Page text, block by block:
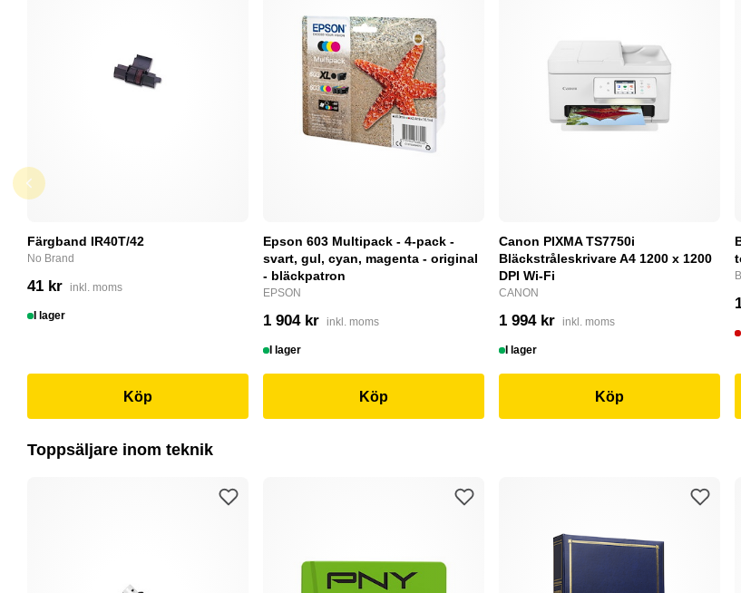
Färgband IR40T/42
No Brand
41 kr inkl. moms
I lager
Köp
Epson 603 Multipack - 4-pack -
svart, gul, cyan, magenta - original
- bläckpatron
EPSON
1 904 kr inkl. moms
I lager
Köp
Canon PIXMA TS7750i
Bläckstråleskrivare A4 1200 x 1200
DPI Wi-Fi
CANON
1 994 kr inkl. moms
I lager
Köp
Toppsäljare inom teknik